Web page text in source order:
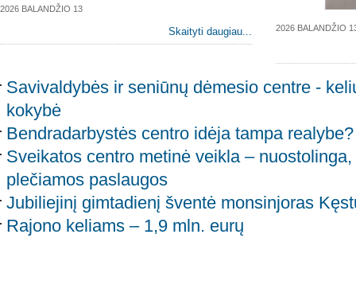
2026 BALANDŽIO 13
Skaityti daugiau... 2026 BALANDŽIO
Savivaldybės ir seniūnų dėmesio centre -
kokybė
Bendradarbystės centro idėja tampa realybe?
Sveikatos centro metinė veikla –
plečiamos paslaugos
Jubiliejinį gimtadienį šventė monsinjoras
Rajono keliams – 1,9 mln. eurų